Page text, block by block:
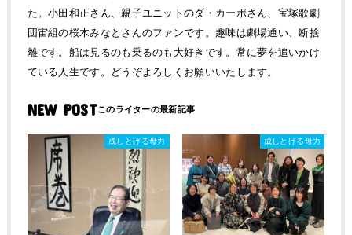
た。小田和正さん、親子ユニットのダ・カーポさん、宝塚歌劇
団宙組の桜木みなとさんのファンです。趣味は劇場通い、断捨
離です。船は見るのも乗るのも大好きです。常に夢を追いかけ
ている人生です。どうぞよろしくお願いいたします。
NEW POST
成しとげる母力 成しとげる母力